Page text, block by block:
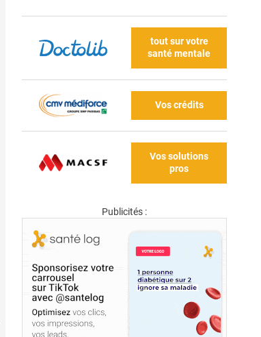
tout sur votre
santé mentale
Vos crédits
Vos solutions
pros
Publicités :